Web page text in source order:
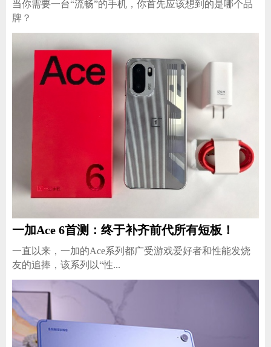
当你需要一台“流畅”的手机，你首先应该想到的是哪个品
牌？
一加Ace 6首测：终于补齐前代所有短板！
一直以来，一加的Ace系列都广受游戏爱好者和性能发烧
友的追捧，该系列以“性...